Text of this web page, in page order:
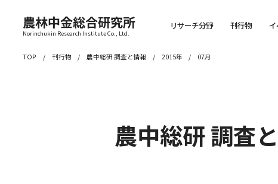
農林中金総合研究所
Norinchukin Research Institute Co., Ltd.
リサーチ分野 刊行物
TOP 刊行物 農中総研 調査と情報 2015年 07月
農中総研 調査